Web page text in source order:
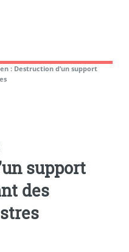
: Destruction d’un support
support
des